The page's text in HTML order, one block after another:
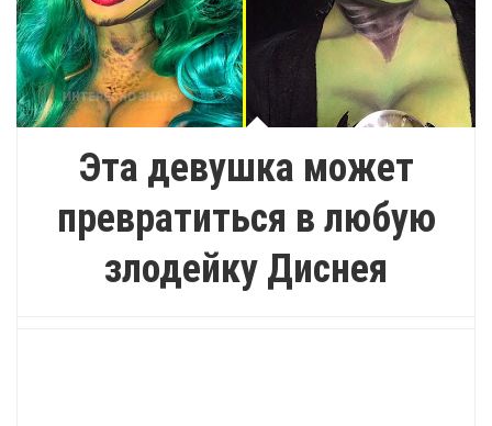
Эта девушка может
превратиться в любую
злодейку Диснея